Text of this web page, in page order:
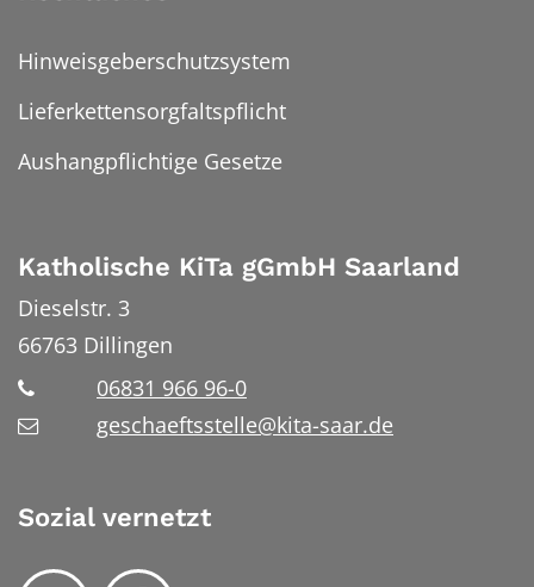
Hinweisgeberschutzsystem
Lieferkettensorgfaltspflicht
Aushangpflichtige Gesetze
Katholische KiTa gGmbH Saarland
Dieselstr. 3
66763 Dillingen
06831 966 96-0
geschaeftsstelle@kita-saar.de
Sozial vernetzt